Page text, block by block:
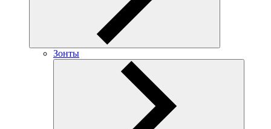
Зонты